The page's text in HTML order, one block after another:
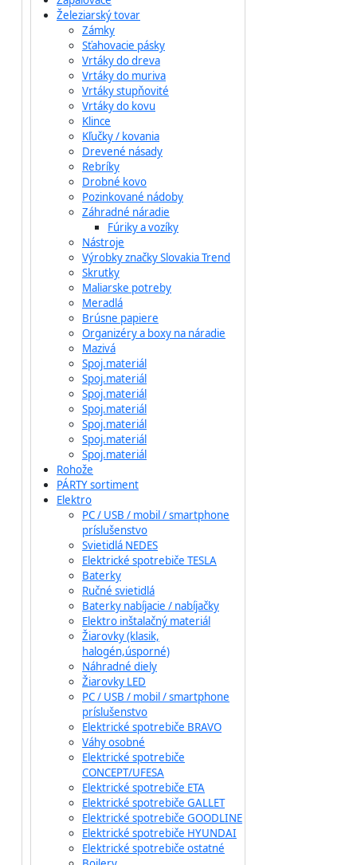
Železiarský tovar
Zámky
Sťahovacie pásky
Vrtáky do dreva
Vrtáky do muriva
Vrtáky stupňovité
Vrtáky do kovu
Klince
Kľučky / kovania
Drevené násady
Rebríky
Drobné kovo
Pozinkované nádoby
Záhradné náradie
Fúriky a vozíky
Nástroje
Výrobky značky Slovakia Trend
Skrutky
Maliarske potreby
Meradlá
Brúsne papiere
Organizéry a boxy na náradie
Mazivá
Spoj.materiál
Spoj.materiál
Spoj.materiál
Spoj.materiál
Spoj.materiál
Spoj.materiál
Spoj.materiál
Rohože
PÁRTY sortiment
Elektro
PC / USB / mobil / smartphone
príslušenstvo
Svietidlá NEDES
Elektrické spotrebiče TESLA
Baterky
Ručné svietidlá
Baterky nabíjacie / nabíjačky
Elektro inštalačný materiál
Žiarovky (klasik,
halogén,úsporné)
Náhradné diely
Žiarovky LED
PC / USB / mobil / smartphone
príslušenstvo
Elektrické spotrebiče BRAVO
Váhy osobné
Elektrické spotrebiče
CONCEPT/UFESA
Elektrické spotrebiče ETA
Elektrické spotrebiče GALLET
Elektrické spotrebiče GOODLINE
Elektrické spotrebiče HYUNDAI
Elektrické spotrebiče ostatné